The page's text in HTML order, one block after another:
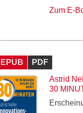
Zum E-
EPUB
PDF
Astrid
30